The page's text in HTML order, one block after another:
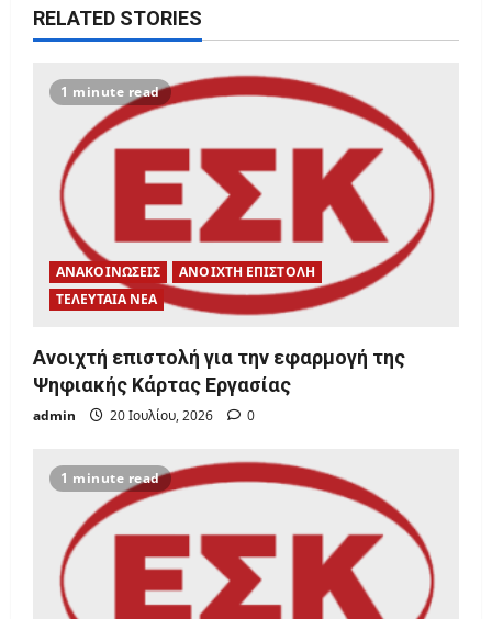
RELATED STORIES
1 minute read
ΑΝΑΚΟΙΝΩΣΕΙΣ
ΑΝΟΙΧΤΗ ΕΠΙΣΤΟΛΗ
ΤΕΛΕΥΤΑΙΑ ΝΕΑ
Ανοιχτή επιστολή για την εφαρμογή της
Ψηφιακής Κάρτας Εργασίας
admin 20 Ιουλίου, 2026 0
1 minute read